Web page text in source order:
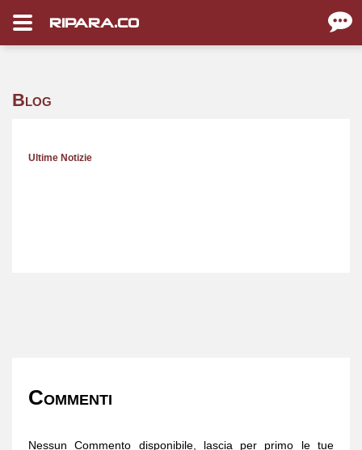
RIPARA.CO
Blog
Ultime Notizie
Commenti
Nessun Commento disponibile, lascia per primo le tue